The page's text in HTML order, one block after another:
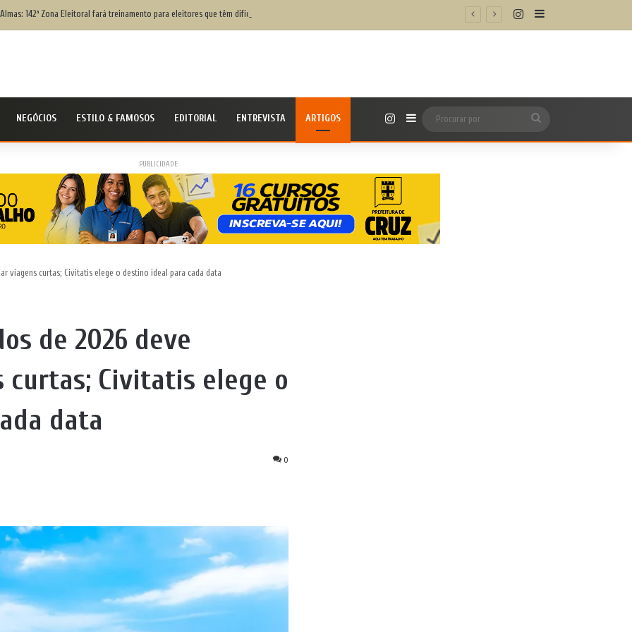
142ª Zona Eleitoral fará treinamento para eleitores que têm dificuldade para votar; saiba como participar InstagramBarra Lateral
NEGÓCIOS ESTILO & FAMOSOS EDITORIAL ENTREVISTA ARTIGOS InstagramBarra Lateral
por
PUBLICIDADE
viagens curtas; Civitatis elege o destino ideal para cada data
de 2026 deve
Civitatis elege o
data
0